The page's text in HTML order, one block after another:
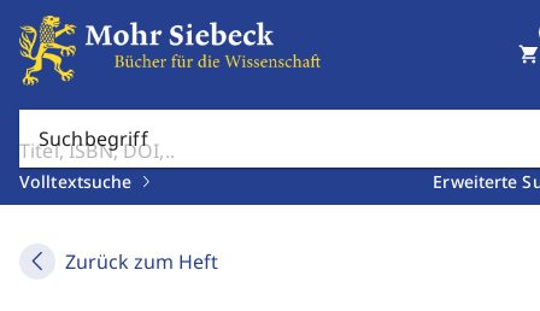
Suchbegriff
Volltextsuche Erweiterte
shopping_cart
Zurück zum Heft